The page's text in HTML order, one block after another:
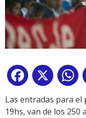
Facebook
X
Las entradas para el
19hs, van de los 250